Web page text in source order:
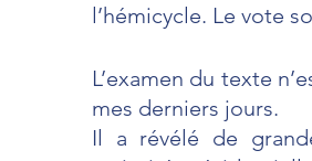
l’hémicycle. Le vote
L’examen du texte
mes derniers jours.
Il a révélé de